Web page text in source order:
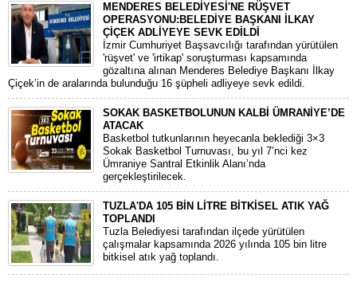
MENDERES BELEDİYESİ'NE RÜŞVET
OPERASYONU:BELEDİYE BAŞKANI İLKAY
ÇİÇEK ADLİYEYE SEVK EDİLDİ
​İzmir Cumhuriyet Başsavcılığı tarafından yürütülen
'rüşvet' ve 'irtikap' soruşturması kapsamında
gözaltına alınan Menderes Belediye Başkanı İlkay
Çiçek’in de aralarında bulunduğu 16 şüpheli adliyeye sevk edildi.
SOKAK BASKETBOLUNUN KALBİ ÜMRANİYE’DE
ATACAK
Basketbol tutkunlarının heyecanla beklediği 3×3
Sokak Basketbol Turnuvası, bu yıl 7’nci kez
Ümraniye Santral Etkinlik Alanı’nda
gerçekleştirilecek.
TUZLA'DA 105 BİN LİTRE BİTKİSEL ATIK YAĞ
TOPLANDI
Tuzla Belediyesi tarafından ilçede yürütülen
çalışmalar kapsamında 2026 yılında 105 bin litre
bitkisel atık yağ toplandı.